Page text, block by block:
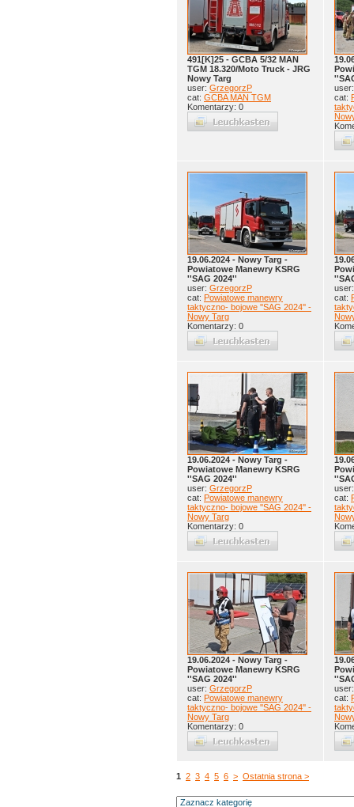
491[K]25 - GCBA 5/32 MAN
TGM 18.320/Moto Truck - JRG
Nowy Targ
user: GrzegorzP
cat: GCBA MAN TGM
Komentarzy: 0
cat:
19.06.2024 - Nowy Targ -
Powiatowe Manewry KSRG
''SAG 2024''
user: GrzegorzP
cat: Powiatowe manewry
taktyczno- bojowe ''SAG 2024'' -
Nowy Targ
Komentarzy: 0
cat:
19.06.2024 - Nowy Targ -
Powiatowe Manewry KSRG
''SAG 2024''
user: GrzegorzP
cat: Powiatowe manewry
taktyczno- bojowe ''SAG 2024'' -
Nowy Targ
Komentarzy: 0
cat:
19.06.2024 - Nowy Targ -
Powiatowe Manewry KSRG
''SAG 2024''
user: GrzegorzP
cat: Powiatowe manewry
taktyczno- bojowe ''SAG 2024'' -
Nowy Targ
Komentarzy: 0
cat:
1 2 3 4 5 6 > Ostatnia strona >